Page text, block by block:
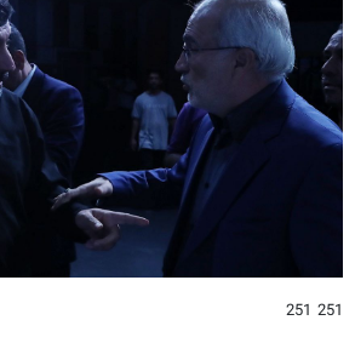
251 251